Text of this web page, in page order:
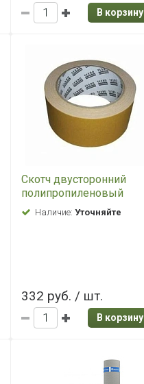
В корзину
Скотч двусторонний
полипропиленовый
ТЕХНОНИКОЛЬ 38мм х
Наличие:Уточняйте
332 руб. / шт.
В корзину